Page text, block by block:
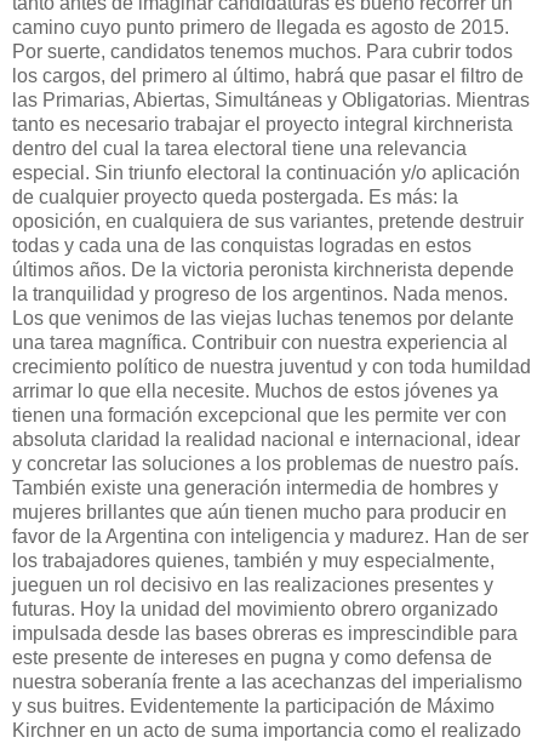
camino cuyo punto primero de llegada es agosto de 2015.
Por suerte, candidatos tenemos muchos. Para cubrir todos
los cargos, del primero al último, habrá que pasar el filtro de
las Primarias, Abiertas, Simultáneas y Obligatorias. Mientras
tanto es necesario trabajar el proyecto integral kirchnerista
dentro del cual la tarea electoral tiene una relevancia
especial. Sin triunfo electoral la continuación y/o aplicación
de cualquier proyecto queda postergada. Es más: la
oposición, en cualquiera de sus variantes, pretende destruir
todas y cada una de las conquistas logradas en estos
últimos años. De la victoria peronista kirchnerista depende
la tranquilidad y progreso de los argentinos. Nada menos.
Los que venimos de las viejas luchas tenemos por delante
una tarea magnífica. Contribuir con nuestra experiencia al
crecimiento político de nuestra juventud y con toda humildad
arrimar lo que ella necesite. Muchos de estos jóvenes ya
tienen una formación excepcional que les permite ver con
absoluta claridad la realidad nacional e internacional, idear
y concretar las soluciones a los problemas de nuestro país.
También existe una generación intermedia de hombres y
mujeres brillantes que aún tienen mucho para producir en
favor de la Argentina con inteligencia y madurez. Han de ser
los trabajadores quienes, también y muy especialmente,
jueguen un rol decisivo en las realizaciones presentes y
futuras. Hoy la unidad del movimiento obrero organizado
impulsada desde las bases obreras es imprescindible para
este presente de intereses en pugna y como defensa de
nuestra soberanía frente a las acechanzas del imperialismo
y sus buitres. Evidentemente la participación de Máximo
Kirchner en un acto de suma importancia como el realizado